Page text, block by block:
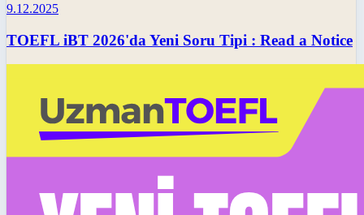
9.12.2025
TOEFL iBT 2026'da Yeni Soru Tipi : Read a Notice